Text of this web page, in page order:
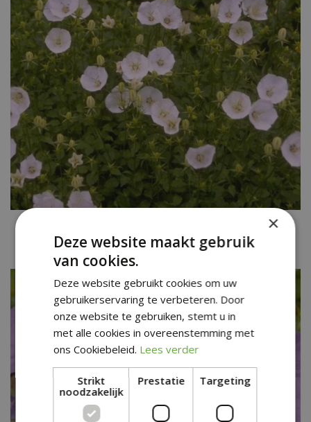
Campanula carpatica 'Weisse Clips'
×
Deze website maakt gebruik
van cookies.
Deze website gebruikt cookies om uw
gebruikerservaring te verbeteren. Door
onze website te gebruiken, stemt u in
met alle cookies in overeenstemming met
ons Cookiebeleid. Lees verder
Strikt
noodzakelijk
Prestatie Targeting